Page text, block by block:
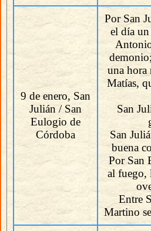
9 de enero, San
Julián / San
Eulogio de
Córdoba
Por San
el día un
una hora
Matías,
San
San
buena
Por San
al fuego,
Entre
Martino